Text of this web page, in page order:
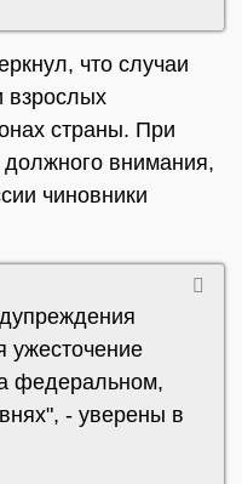
что случаи
взрослых
страны. При
внимания,
чиновники
ужесточение
федеральном,
- уверены в